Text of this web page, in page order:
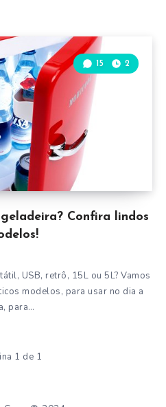
Confira lindos
15 2
USB, retrô, 15L ou 5L? Vamos
modelos, para usar no dia a
para…
1 de 1